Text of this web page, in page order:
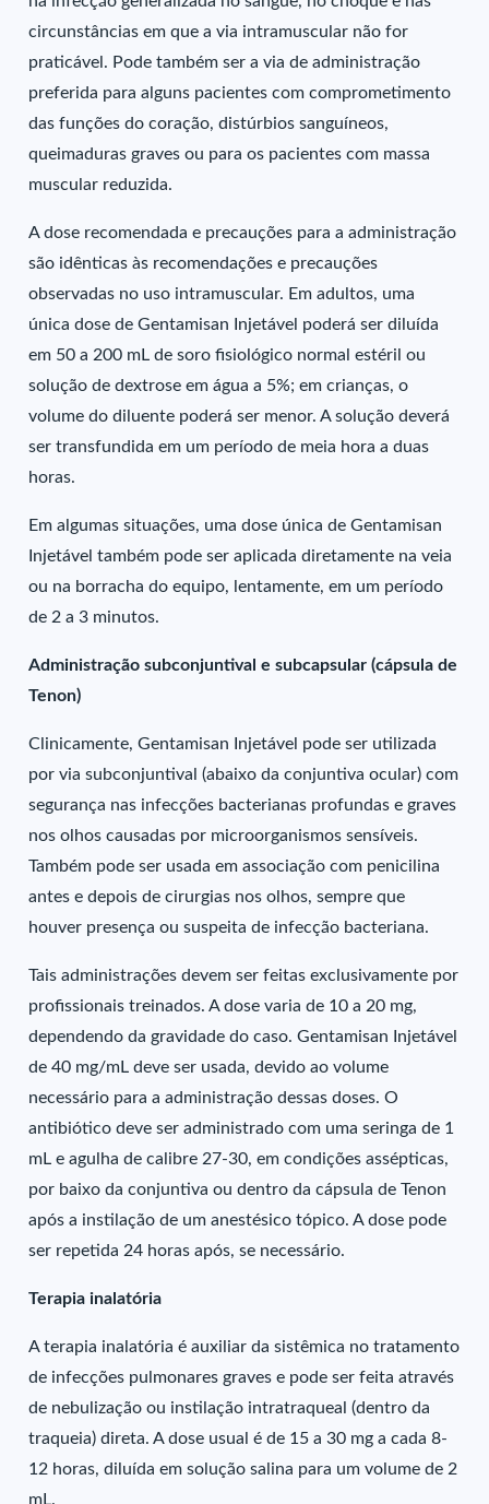
circunstâncias em que a via intramuscular não for
praticável. Pode também ser a via de administração
preferida para alguns pacientes com comprometimento
das funções do coração, distúrbios sanguíneos,
queimaduras graves ou para os pacientes com massa
muscular reduzida.
A dose recomendada e precauções para a administração
são idênticas às recomendações e precauções
observadas no uso intramuscular. Em adultos, uma
única dose de Gentamisan Injetável poderá ser diluída
em 50 a 200 mL de soro fisiológico normal estéril ou
solução de dextrose em água a 5%; em crianças, o
volume do diluente poderá ser menor. A solução deverá
ser transfundida em um período de meia hora a duas
horas.
Em algumas situações, uma dose única de Gentamisan
Injetável também pode ser aplicada diretamente na veia
ou na borracha do equipo, lentamente, em um período
de 2 a 3 minutos.
Administração subconjuntival e subcapsular (cápsula de
Tenon)
Clinicamente, Gentamisan Injetável pode ser utilizada
por via subconjuntival (abaixo da conjuntiva ocular) com
segurança nas infecções bacterianas profundas e graves
nos olhos causadas por microorganismos sensíveis.
Também pode ser usada em associação com penicilina
antes e depois de cirurgias nos olhos, sempre que
houver presença ou suspeita de infecção bacteriana.
Tais administrações devem ser feitas exclusivamente por
profissionais treinados. A dose varia de 10 a 20 mg,
dependendo da gravidade do caso. Gentamisan Injetável
de 40 mg/mL deve ser usada, devido ao volume
necessário para a administração dessas doses. O
antibiótico deve ser administrado com uma seringa de 1
mL e agulha de calibre 27-30, em condições assépticas,
por baixo da conjuntiva ou dentro da cápsula de Tenon
após a instilação de um anestésico tópico. A dose pode
ser repetida 24 horas após, se necessário.
Terapia inalatória
A terapia inalatória é auxiliar da sistêmica no tratamento
de infecções pulmonares graves e pode ser feita através
de nebulização ou instilação intratraqueal (dentro da
traqueia) direta. A dose usual é de 15 a 30 mg a cada 8-
12 horas, diluída em solução salina para um volume de 2
mL.